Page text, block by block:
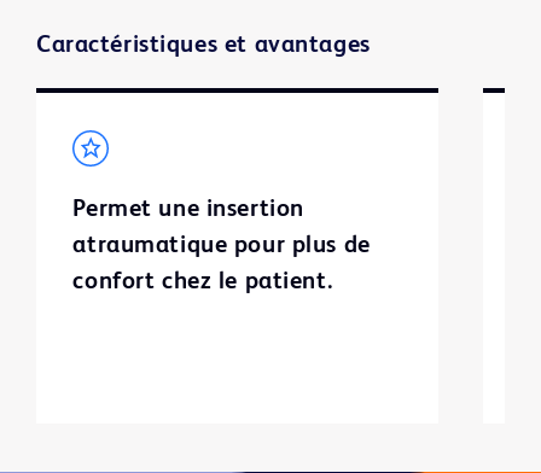
Caractéristiques et avantages
Permet une insertion
atraumatique pour plus de
confort chez le patient.